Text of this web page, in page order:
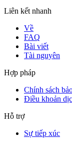
Liên kết nhanh
Về
FAQ
Bài viết
Tài nguyên
Hợp pháp
Chính sách
Điều khoản
Hỗ trợ
Sự tiếp xúc